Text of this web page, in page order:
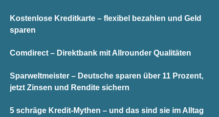
Kostenlose Kreditkarte – flexibel bezahlen und Geld
sparen
Comdirect – Direktbank mit Allrounder Qualitäten
Sparweltmeister – Deutsche sparen über 11 Prozent,
jetzt Zinsen und Rendite sichern
5 schräge Kredit-Mythen – und das sind sie im Alltag